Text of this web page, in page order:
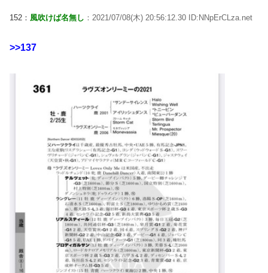
152： 風吹けば名無し ：2021/07/08(木) 20:56:12.30 ID:NNpErCLza.net
>>137